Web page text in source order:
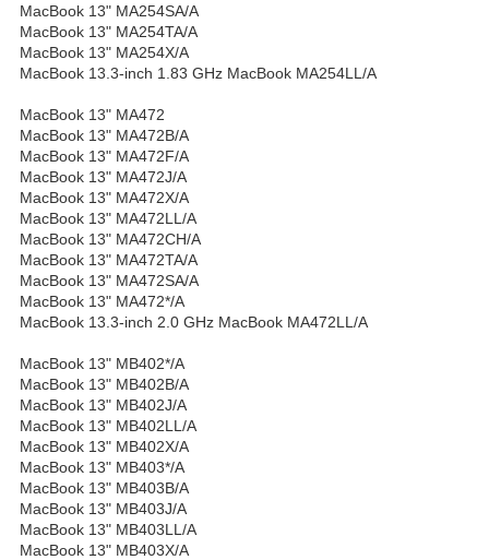
MacBook 13" MA254SA/A
MacBook 13" MA254TA/A
MacBook 13" MA254X/A
MacBook 13.3-inch 1.83 GHz MacBook MA254LL/A
MacBook 13" MA472
MacBook 13" MA472B/A
MacBook 13" MA472F/A
MacBook 13" MA472J/A
MacBook 13" MA472X/A
MacBook 13" MA472LL/A
MacBook 13" MA472CH/A
MacBook 13" MA472TA/A
MacBook 13" MA472SA/A
MacBook 13" MA472*/A
MacBook 13.3-inch 2.0 GHz MacBook MA472LL/A
MacBook 13" MB402*/A
MacBook 13" MB402B/A
MacBook 13" MB402J/A
MacBook 13" MB402LL/A
MacBook 13" MB402X/A
MacBook 13" MB403*/A
MacBook 13" MB403B/A
MacBook 13" MB403J/A
MacBook 13" MB403LL/A
MacBook 13" MB403X/A